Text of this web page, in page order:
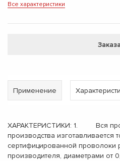
Все характеристики
Применение
ХАРАКТЕРИСТИКИ: 1. Вся
производства изготавливается
сертифицированной проволоки
производителя, диаметрами